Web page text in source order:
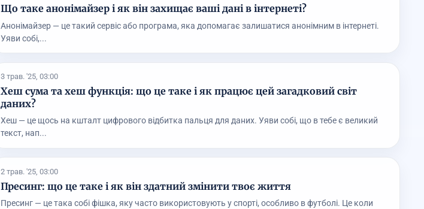
Що таке анонімайзер і як він захищає ваші дані в інтернеті?
Анонімайзер — це такий сервіс або програма, яка допомагає залишатися анонімним в інтернеті.
Уяви собі,...
3 трав. '25, 03:00
Хеш сума та хеш функція: що це таке і як працює цей загадковий світ
даних?
Хеш — це щось на кшталт цифрового відбитка пальця для даних. Уяви собі, що в тебе є великий
текст, нап...
2 трав. '25, 03:00
Пресинг: що це таке і як він здатний змінити твоє життя
Пресинг — це така собі фішка, яку часто використовують у спорті, особливо в футболі. Це коли